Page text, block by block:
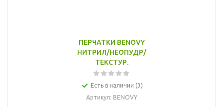
ПЕРЧАТКИ BENOVY
НИТРИЛ/НЕОПУДР/
ТЕКСТУР.
Есть в наличии (3)
Артикул: BENOVY